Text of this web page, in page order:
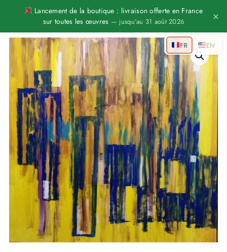
Lancement de la boutique : livraison offerte en France
sur toutes les œuvres — jusqu’au 31 août 2026 ×
contenu
quantité
Vitraux
FR EN